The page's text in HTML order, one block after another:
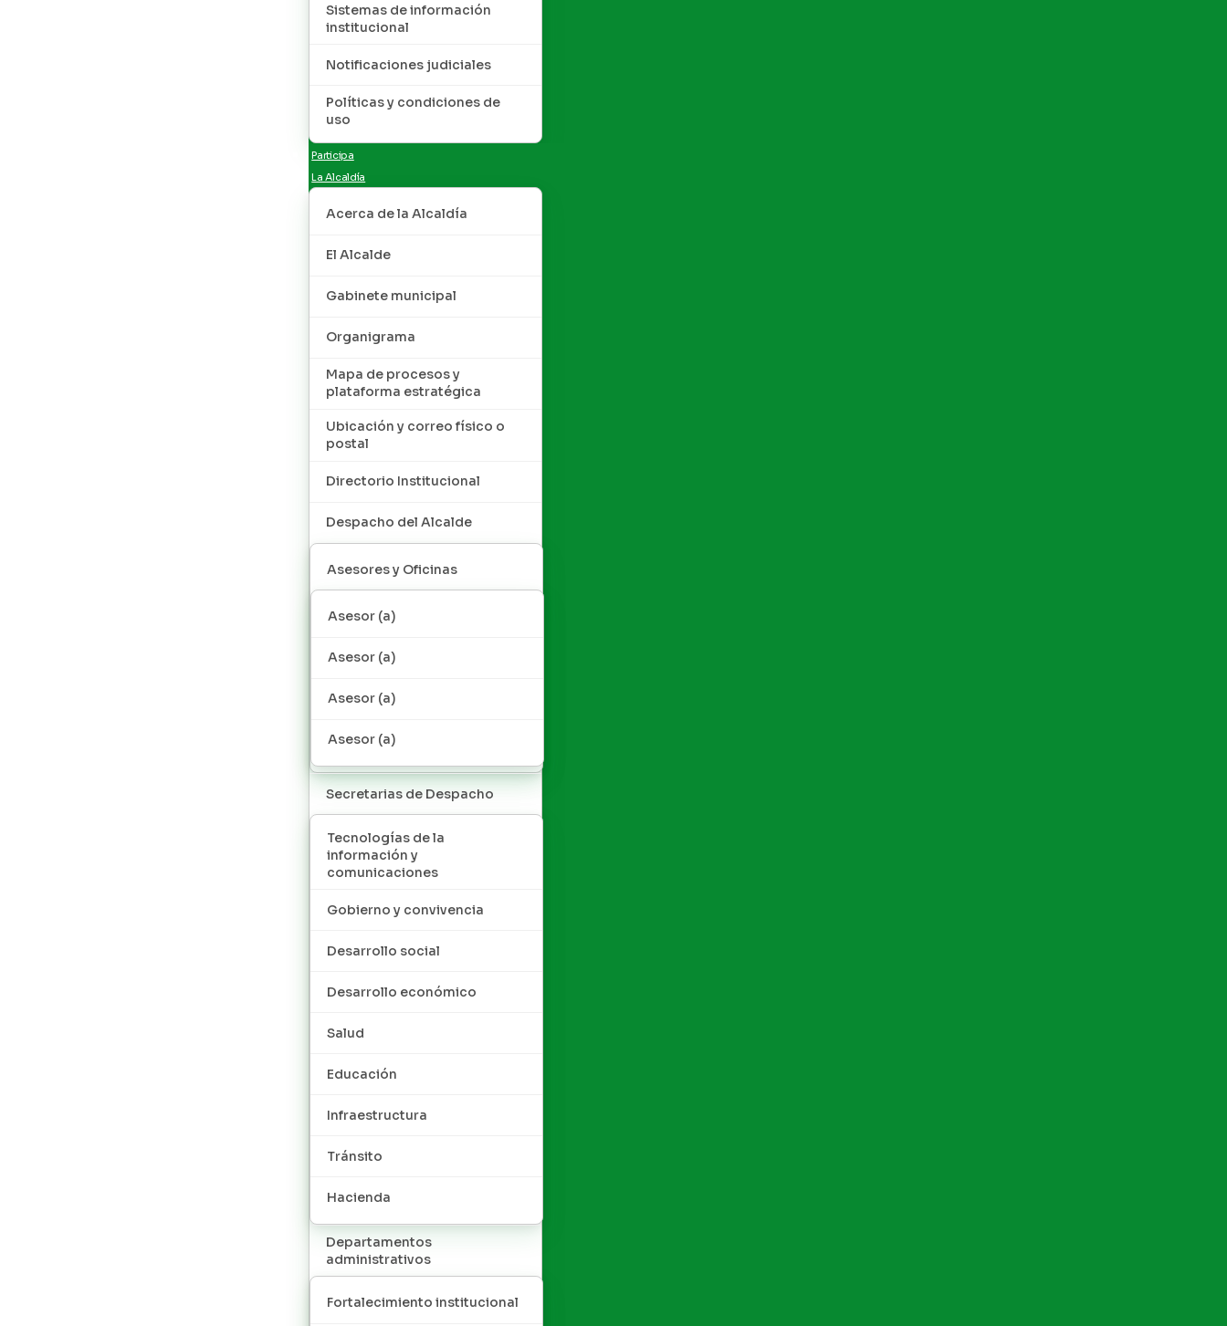
Sistemas de información
institucional
Notificaciones judiciales
Políticas y condiciones de
uso
Participa
La Alcaldía
Acerca de la Alcaldía
El Alcalde
Gabinete municipal
Organigrama
Mapa de procesos y
plataforma estratégica
Ubicación y correo físico o
postal
Directorio Institucional
Despacho del Alcalde
Asesores y Oficinas
Asesor (a)
Asesor (a)
Asesor (a)
Asesor (a)
Secretarias de Despacho
Tecnologías de la
información y
comunicaciones
Gobierno y convivencia
Desarrollo social
Desarrollo económico
Salud
Educación
Infraestructura
Tránsito
Hacienda
Departamentos
administrativos
Fortalecimiento institucional